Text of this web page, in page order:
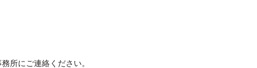
所にご連絡ください。